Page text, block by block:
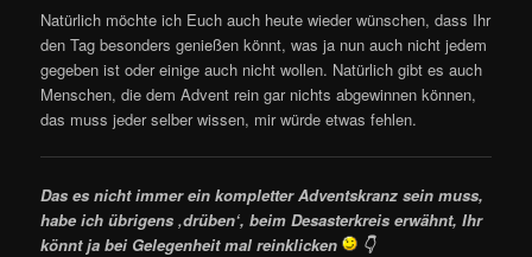
Natürlich möchte ich Euch auch heute wieder wünschen, dass Ihr
den Tag besonders genießen könnt, was ja nun auch nicht jedem
gegeben ist oder einige auch nicht wollen. Natürlich gibt es auch
Menschen, die dem Advent rein gar nichts abgewinnen können,
das muss jeder selber wissen, mir würde etwas fehlen.
Das es nicht immer ein kompletter Adventskranz sein muss,
habe ich übrigens ‚drüben‘, beim Desasterkreis erwähnt, Ihr
könnt ja bei Gelegenheit mal reinklicken
👇